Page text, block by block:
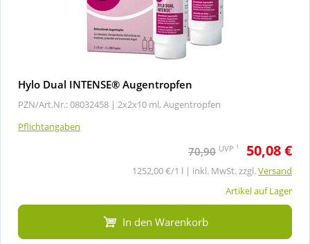
Hylo Dual INTENSE® Augentropfen
PZN/Art.Nr.: 08032458 | 2x2x10 ml, Augentropfen
Pflichtangaben
70,90 UVP 1 50,08 €
1252,00 €/1 l | inkl. MwSt. zzgl.Versand
Artikel auf Lager
In den Warenkorb